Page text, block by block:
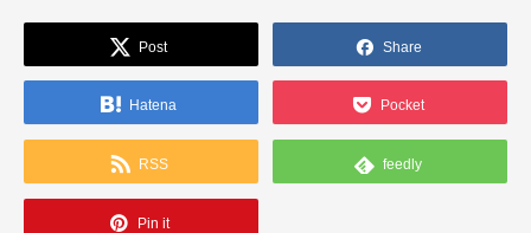
Post Share
Hatena Pocket
RSS feedly
Pin it